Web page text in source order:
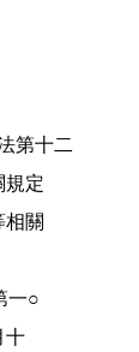
第十二
規定
相關
一○
十